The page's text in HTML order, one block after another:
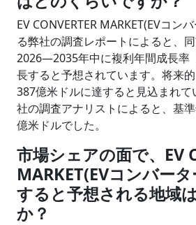
EV CONVERTER MARKET(EVコン
る弊社の調査レポートによると、
2026―2035年中に複利年間成長率
長すると予想されています。将来
387億米ドルに達すると見込まれ
社の調査アナリストによると、基
億米ドルでした。
市場シェアの面で、EV
MARKET(EVコンバー
すると予想される地域
か？